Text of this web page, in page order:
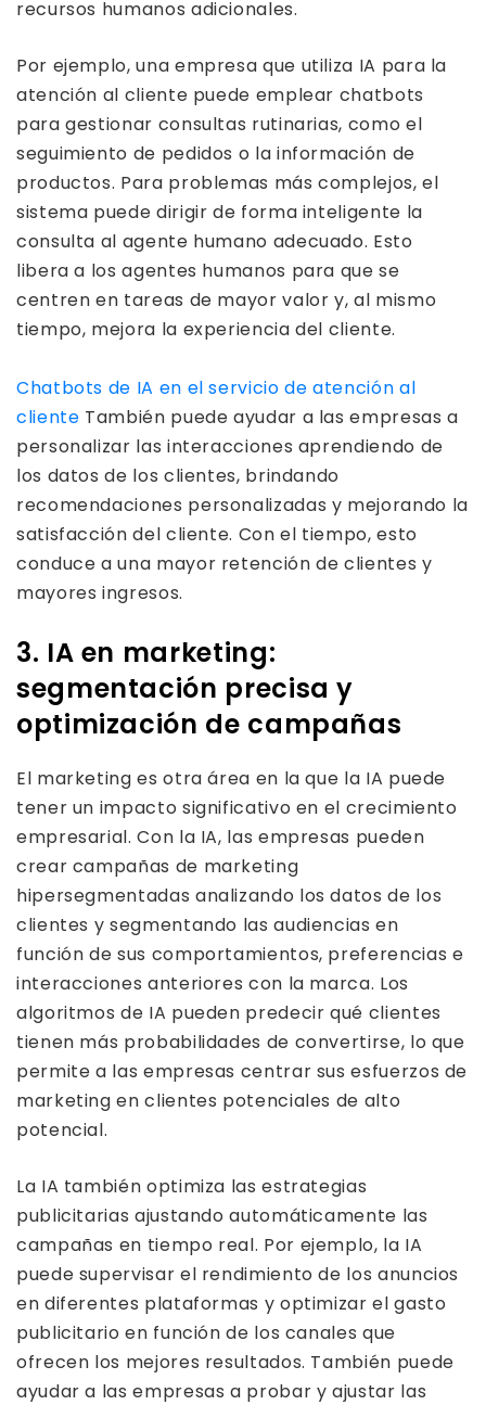
recursos humanos adicionales.
Por ejemplo, una empresa que utiliza IA para la
atención al cliente puede emplear chatbots
para gestionar consultas rutinarias, como el
seguimiento de pedidos o la información de
productos. Para problemas más complejos, el
sistema puede dirigir de forma inteligente la
consulta al agente humano adecuado. Esto
libera a los agentes humanos para que se
centren en tareas de mayor valor y, al mismo
tiempo, mejora la experiencia del cliente.
Chatbots de IA en el servicio de atención al
cliente También puede ayudar a las empresas a
personalizar las interacciones aprendiendo de
los datos de los clientes, brindando
recomendaciones personalizadas y mejorando la
satisfacción del cliente. Con el tiempo, esto
conduce a una mayor retención de clientes y
mayores ingresos.
3. IA en marketing:
segmentación precisa y
optimización de campañas
El marketing es otra área en la que la IA puede
tener un impacto significativo en el crecimiento
empresarial. Con la IA, las empresas pueden
crear campañas de marketing
hipersegmentadas analizando los datos de los
clientes y segmentando las audiencias en
función de sus comportamientos, preferencias e
interacciones anteriores con la marca. Los
algoritmos de IA pueden predecir qué clientes
tienen más probabilidades de convertirse, lo que
permite a las empresas centrar sus esfuerzos de
marketing en clientes potenciales de alto
potencial.
La IA también optimiza las estrategias
publicitarias ajustando automáticamente las
campañas en tiempo real. Por ejemplo, la IA
puede supervisar el rendimiento de los anuncios
en diferentes plataformas y optimizar el gasto
publicitario en función de los canales que
ofrecen los mejores resultados. También puede
ayudar a las empresas a probar y ajustar las